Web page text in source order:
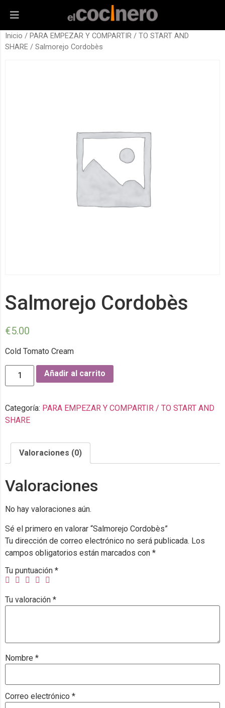
Inicio / PARA EMPEZAR Y COMPARTIR / TO START AND
SHARE / Salmorejo Cordobès
Salmorejo Cordobès
€5.00
Cold Tomato Cream
Añadir al carrito
Categoría: PARA EMPEZAR Y COMPARTIR / TO START AND
SHARE
Valoraciones (0)
Valoraciones
No hay valoraciones aún.
Sé el primero en valorar “Salmorejo Cordobès”
Tu dirección de correo electrónico no será publicada. Los
campos obligatorios están marcados con *
Tu puntuación *
Tu valoración *
Nombre *
Correo electrónico *